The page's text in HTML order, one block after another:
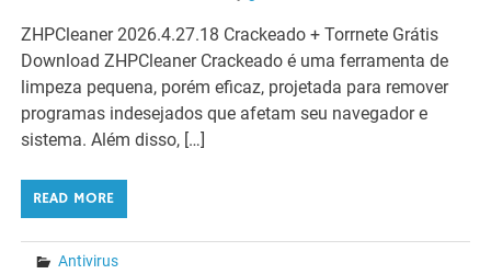
ZHPCleaner 2026.4.27.18 Crackeado + Torrnete Grátis
Download ZHPCleaner Crackeado é uma ferramenta de
limpeza pequena, porém eficaz, projetada para remover
programas indesejados que afetam seu navegador e
sistema. Além disso, […]
READ MORE
Antivirus